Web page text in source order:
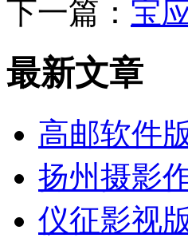
下一篇： 宝
最新文章
高邮软件
扬州摄影
仪征影视